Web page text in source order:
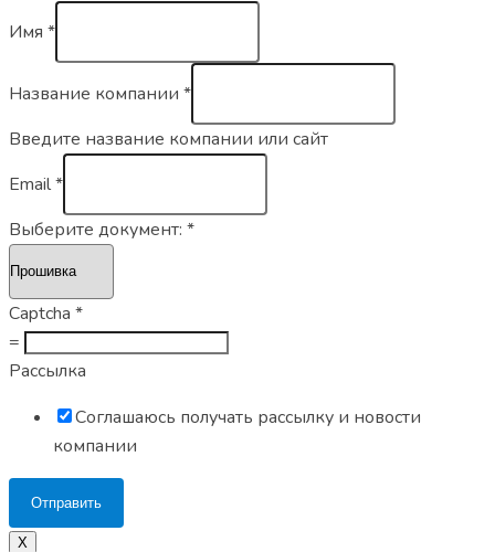
Имя *
Название компании *
Введите название компании или сайт
Email*
Выберите документ: *
Captcha *
=
Рассылка
Соглашаюсь получать рассылку и новости
компании
Отправить
Х